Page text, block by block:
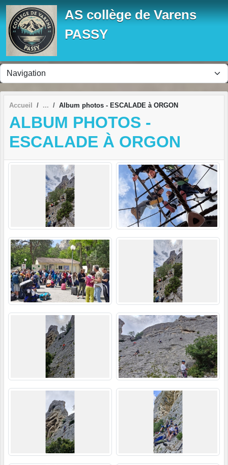
AS collège de Varens
PASSY
Accueil Album photos - ESCALADE à ORGON
ALBUM PHOTOS -
ESCALADE À ORGON
Panneau de gestion des cookies